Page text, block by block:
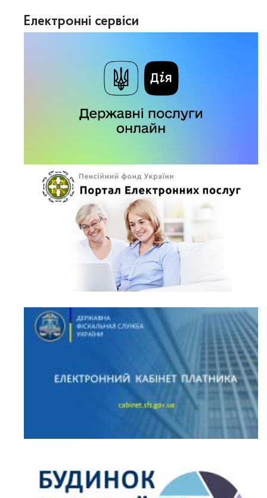
Електронні сервіси